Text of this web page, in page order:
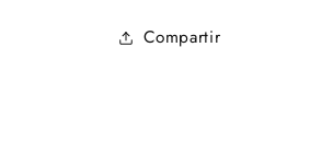
Compartir